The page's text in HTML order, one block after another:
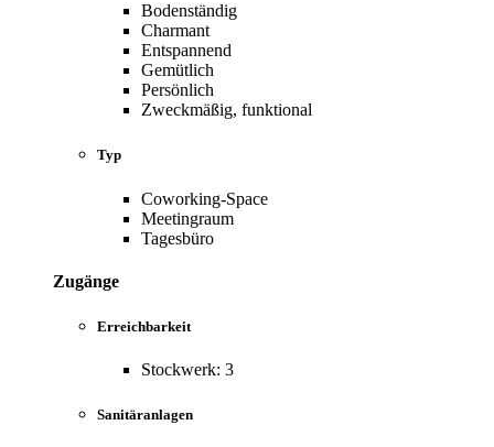
Bodenständig
Charmant
Entspannend
Gemütlich
Persönlich
Zweckmäßig, funktional
Typ
Coworking-Space
Meetingraum
Tagesbüro
Zugänge
Erreichbarkeit
Stockwerk: 3
Sanitäranlagen